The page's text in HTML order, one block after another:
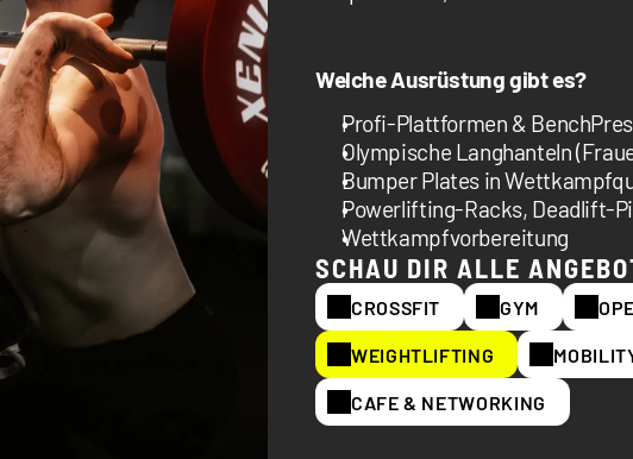
Welche Ausrüstung gibt es?
Profi-Plattformen &
Olympische Langhanteln
Bumper Plates in
Powerlifting-Racks, Deadlift-
Wettkampfvorbereitung
SCHAU DIR ALLE
CROSSFIT GYM
WEIGHTLIFTING
CAFE & NETWORKING